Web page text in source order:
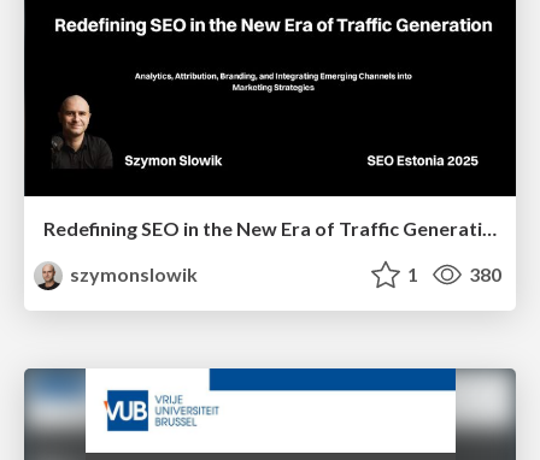
Redefining SEO in the New Era of Traffic Generation
szymonslowik
1 380